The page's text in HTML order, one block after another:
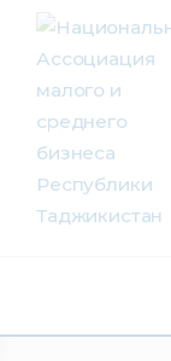
О нас
Деятельность
Проекты
Членство
Инфоресурсы